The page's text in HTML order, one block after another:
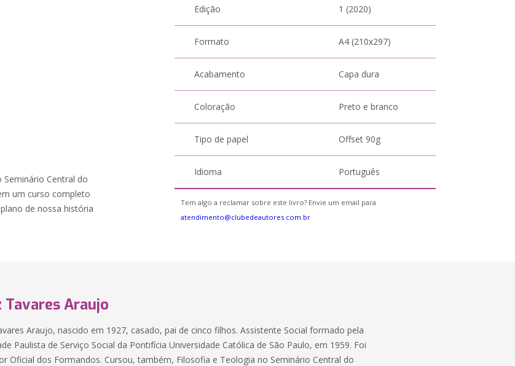
Seminário Central do
um curso completo
de nossa história
Edição 1 (2020)
Formato A4 (210x297)
Acabamento Capa dura
Coloração Preto e branco
Tipo de papel Offset 90g
Idioma Português
Tem algo a reclamar sobre este livro? Envie um email para
atendimento@clubedeautores.com.br
Tavares Araujo
Araujo, nascido em 1927, casado, pai de cinco filhos. Assistente Social formado pela
Paulista de Serviço Social da Pontifícia Universidade Católica de São Paulo, em 1959. Foi
Oficial dos Formandos. Cursou, também, Filosofia e Teologia no Seminário Central do